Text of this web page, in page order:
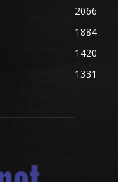
2066
1884
1420
1331